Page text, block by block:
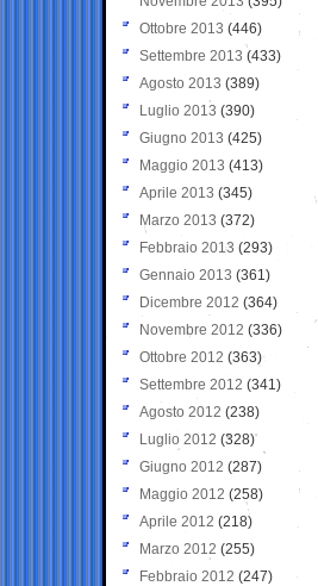
Ottobre 2013 (446)
Settembre 2013 (433)
Agosto 2013 (389)
Luglio 2013 (390)
Giugno 2013 (425)
Maggio 2013 (413)
Aprile 2013 (345)
Marzo 2013 (372)
Febbraio 2013 (293)
Gennaio 2013 (361)
Dicembre 2012 (364)
Novembre 2012 (336)
Ottobre 2012 (363)
Settembre 2012 (341)
Agosto 2012 (238)
Luglio 2012 (328)
Giugno 2012 (287)
Maggio 2012 (258)
Aprile 2012 (218)
Marzo 2012 (255)
Febbraio 2012 (247)